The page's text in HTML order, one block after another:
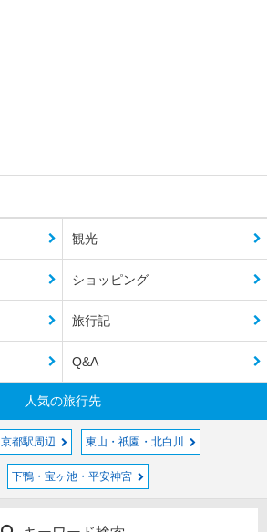
観光
ショッピング
旅行記
Q&A
人気の旅行先
京都駅周辺 東山・祇園・北白川
下鴨・宝ヶ池・平安神宮